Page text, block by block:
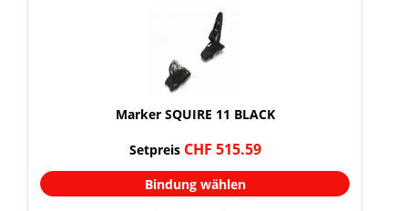
Marker SQUIRE 11 BLACK
Setpreis CHF 515.59
Bindung wählen